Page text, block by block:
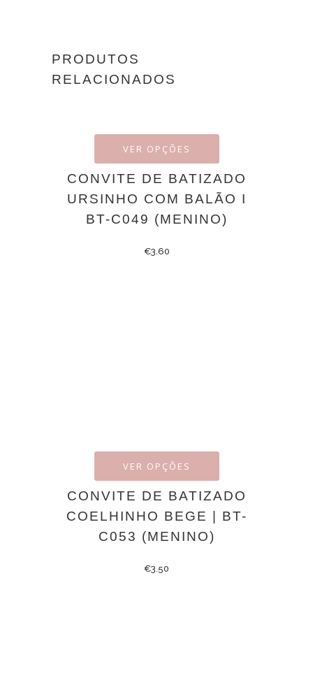
PRODUTOS
RELACIONADOS
VER OPÇÕES
CONVITE DE BATIZADO
URSINHO COM BALÃO I
BT-C049 (MENINO)
€3.60
VER OPÇÕES
CONVITE DE BATIZADO
COELHINHO BEGE | BT-
C053 (MENINO)
€3.50